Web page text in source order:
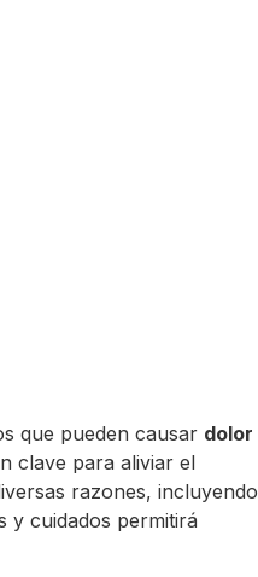
que pueden causar dolor
clave para aliviar el
razones, incluyendo
y cuidados permitirá